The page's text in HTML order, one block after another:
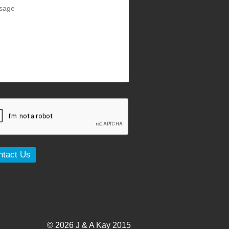
© 2026 J & A Kay 2015